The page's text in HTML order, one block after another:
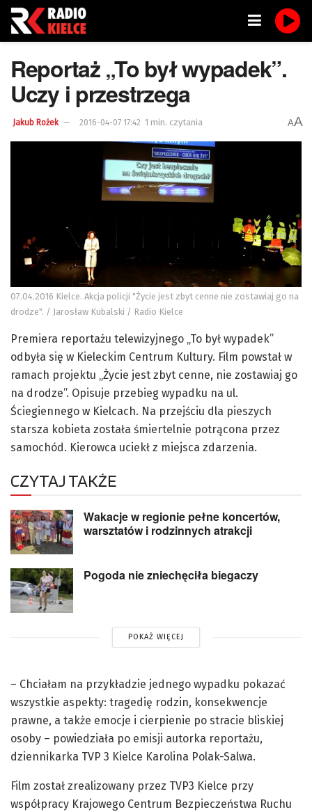
Reportaż „To był wypadek”.
Uczy i przestrzega
Jakub Rożek 2016-04-07 17:42 1 min. czytania AA
07.04.2016 Kielce. Akcja policji "Życie jest zbyt cenne nie zostawiaj go na
drodze". / Jarosław Kubalski / Radio Kielce
Premiera reportażu telewizyjnego „To był wypadek”
odbyła się w Kieleckim Centrum Kultury. Film powstał w
ramach projektu „Życie jest zbyt cenne, nie zostawiaj go
na drodze”. Opisuje przebieg wypadku na ul.
Ściegiennego w Kielcach. Na przejściu dla pieszych
starsza kobieta została śmiertelnie potrącona przez
samochód. Kierowca uciekł z miejsca zdarzenia.
CZYTAJ TAKŻE
Wakacje w regionie pełne koncertów,
warsztatów i rodzinnych atrakcji
Pogoda nie zniechęciła biegaczy
POKAŻ WIĘCEJ
– Chciałam na przykładzie jednego wypadku pokazać
wszystkie aspekty: tragedię rodzin, konsekwencje
prawne, a także emocje i cierpienie po stracie bliskiej
osoby – powiedziała po emisji autorka reportażu,
dziennikarka TVP 3 Kielce Karolina Polak-Salwa.
Film został zrealizowany przez TVP3 Kielce przy
współpracy Krajowego Centrum Bezpieczeństwa Ruchu